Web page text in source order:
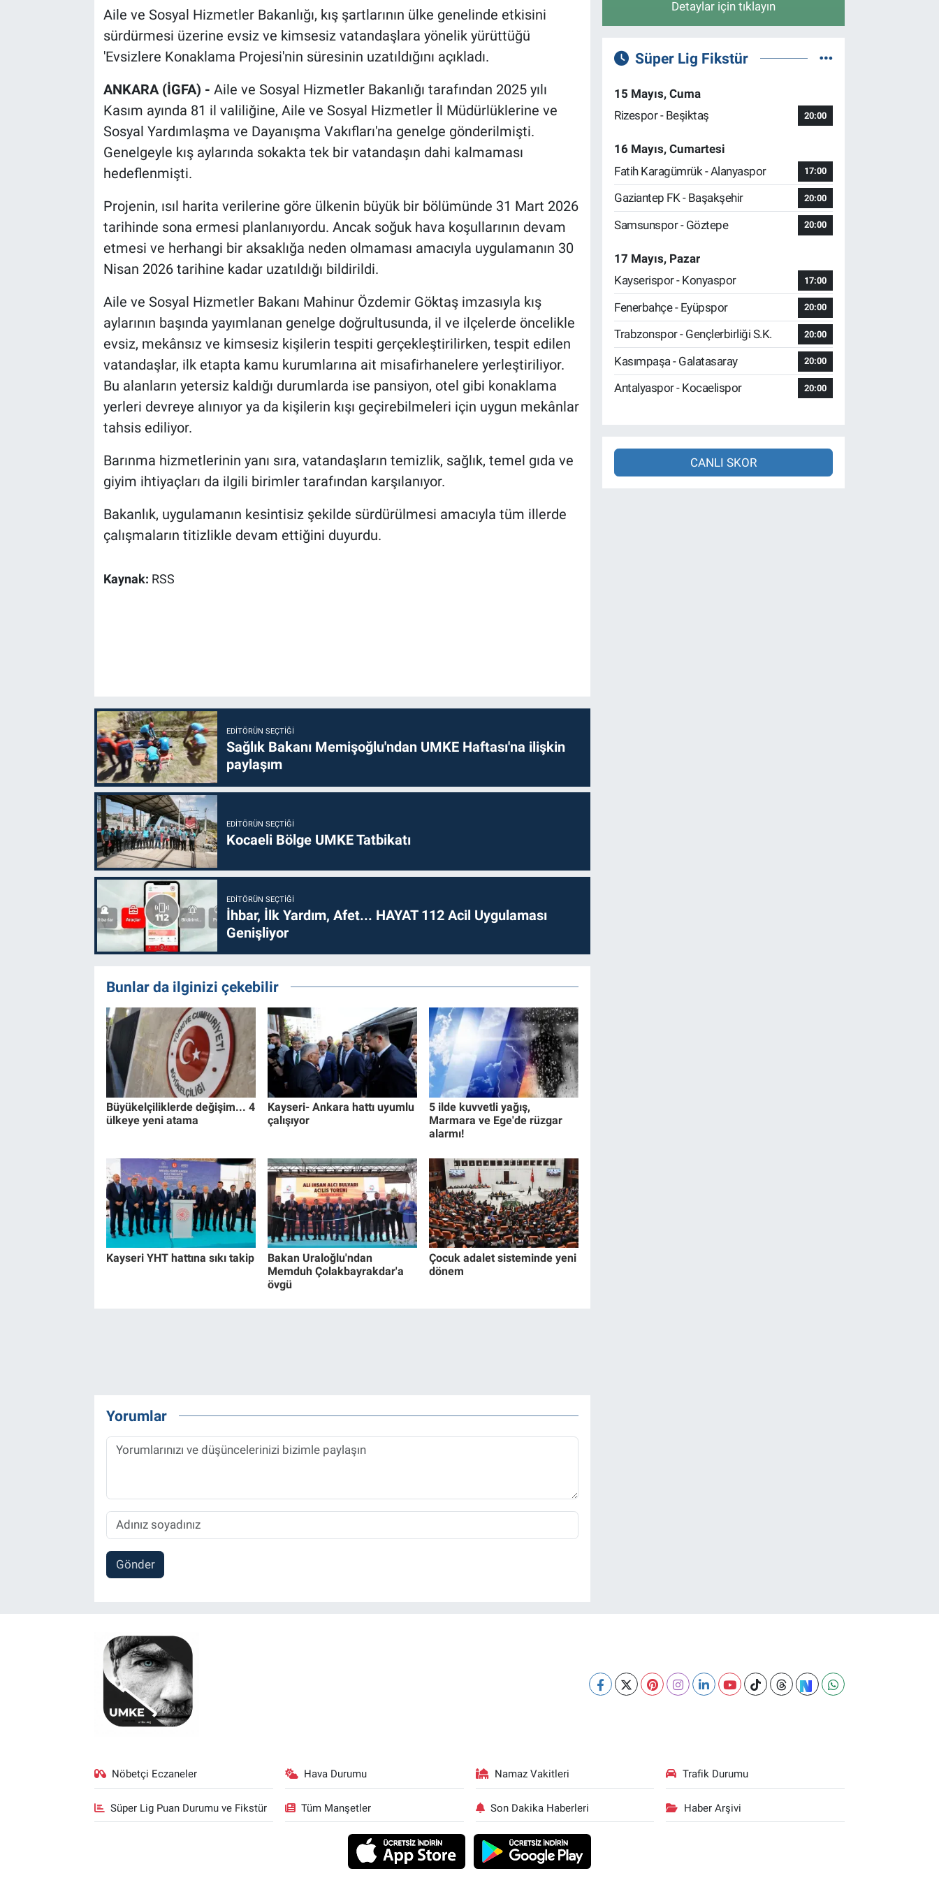
Aile ve Sosyal Hizmetler Bakanlığı, kış şartlarının ülke genelinde etkisini
sürdürmesi üzerine evsiz ve kimsesiz vatandaşlara yönelik yürüttüğü
'Evsizlere Konaklama Projesi'nin süresinin uzatıldığını açıkladı.
ANKARA (İGFA) - Aile ve Sosyal Hizmetler Bakanlığı tarafından 2025 yılı
Kasım ayında 81 il valiliğine, Aile ve Sosyal Hizmetler İl Müdürlüklerine ve
Sosyal Yardımlaşma ve Dayanışma Vakıfları'na genelge gönderilmişti.
Genelgeyle kış aylarında sokakta tek bir vatandaşın dahi kalmaması
hedeflenmişti.
Projenin, ısıl harita verilerine göre ülkenin büyük bir bölümünde 31 Mart 2026
tarihinde sona ermesi planlanıyordu. Ancak soğuk hava koşullarının devam
etmesi ve herhangi bir aksaklığa neden olmaması amacıyla uygulamanın 30
Nisan 2026 tarihine kadar uzatıldığı bildirildi.
Aile ve Sosyal Hizmetler Bakanı Mahinur Özdemir Göktaş imzasıyla kış
aylarının başında yayımlanan genelge doğrultusunda, il ve ilçelerde öncelikle
evsiz, mekânsız ve kimsesiz kişilerin tespiti gerçekleştirilirken, tespit edilen
vatandaşlar, ilk etapta kamu kurumlarına ait misafirhanelere yerleştiriliyor.
Bu alanların yetersiz kaldığı durumlarda ise pansiyon, otel gibi konaklama
yerleri devreye alınıyor ya da kişilerin kışı geçirebilmeleri için uygun mekânlar
tahsis ediliyor.
Barınma hizmetlerinin yanı sıra, vatandaşların temizlik, sağlık, temel gıda ve
giyim ihtiyaçları da ilgili birimler tarafından karşılanıyor.
Bakanlık, uygulamanın kesintisiz şekilde sürdürülmesi amacıyla tüm illerde
çalışmaların titizlikle devam ettiğini duyurdu.
Kaynak: RSS
EDITÖRÜN SEÇTIĞI
Sağlık Bakanı Memişoğlu'ndan UMKE Haftası'na ilişkin
paylaşım
EDITÖRÜN SEÇTIĞI
Kocaeli Bölge UMKE Tatbikatı
EDITÖRÜN SEÇTIĞI
İhbar, İlk Yardım, Afet... HAYAT 112 Acil Uygulaması
Genişliyor
Bunlar da ilginizi çekebilir
Büyükelçiliklerde değişim... 4
ülkeye yeni atama
Kayseri- Ankara hattı uyumlu
çalışıyor
5 ilde kuvvetli yağış,
Marmara ve Ege'de rüzgar
alarmı!
Kayseri YHT hattına sıkı takip
Bakan Uraloğlu'ndan
Memduh Çolakbayrakdar'a
övgü
Çocuk adalet sisteminde yeni
dönem
Yorumlar
Gönder
Detaylar için tıklayın
Süper Lig Fikstür
15 Mayıs, Cuma
Rizespor - Beşiktaş
20:00
16 Mayıs, Cumartesi
Fatih Karagümrük - Alanyaspor
17:00
Gaziantep FK - Başakşehir 20:00
Samsunspor - Göztepe 20:00
17 Mayıs, Pazar
Kayserispor - Konyaspor
17:00
Fenerbahçe - Eyüpspor 20:00
Trabzonspor - Gençlerbirliği S.K. 20:00
Kasımpaşa - Galatasaray 20:00
Antalyaspor - Kocaelispor 20:00
CANLI SKOR
Nöbetçi Eczaneler Hava Durumu Namaz Vakitleri Trafik Durumu
Süper Lig Puan Durumu ve Fikstür Tüm Manşetler Son Dakika Haberleri Haber Arşivi